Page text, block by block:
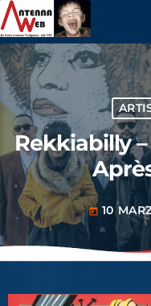
Rekkiabilly
today 10